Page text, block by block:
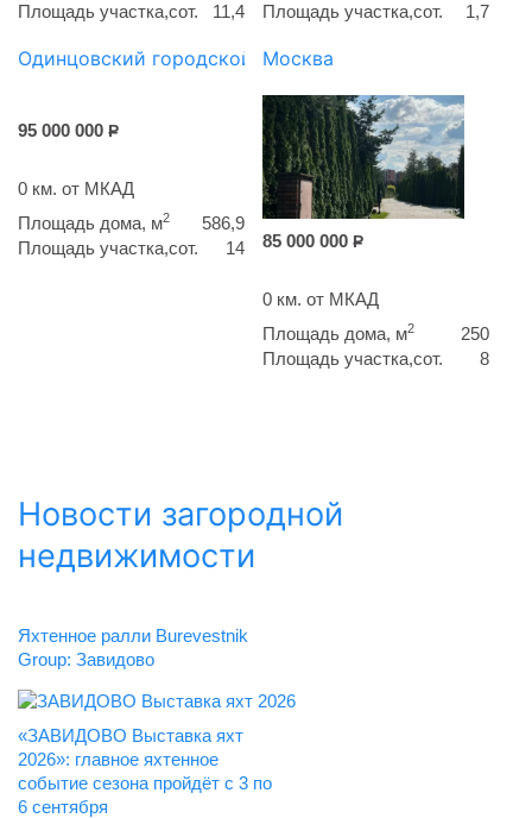
Площадь участка,сот.
11,4
Площадь участка,сот.
1,7
Одинцовский городской округ
95 000 000 Р
0 км. от МКАД
Площадь дома, м2
586,9
Площадь участка,сот.
14
Москва
85 000 000 Р
0 км. от МКАД
Площадь дома, м2
250
Площадь участка,сот.
8
Новости загородной
недвижимости
Яхтенное ралли Burevestnik
Group: Завидово
«ЗАВИДОВО Выставка яхт
2026»: главное яхтенное
событие сезона пройдёт с 3 по
6 сентября